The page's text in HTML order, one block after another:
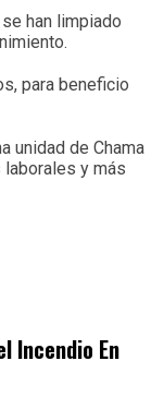
han limpiado
para beneficio
unidad de Chama
y más
Incendio En